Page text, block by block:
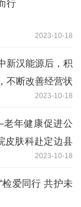
行
2023-10-18
新汉能源后，积
不断改善经营状
2023-10-18
年健康促进公
皮肤科赴定边县
2023-10-18
检爱同行 共护未